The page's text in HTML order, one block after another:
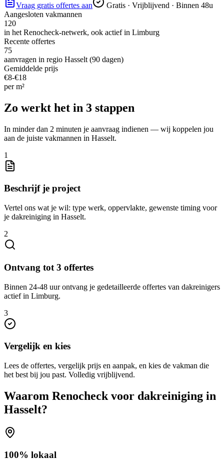
Vraag gratis offertes aan
Gratis · Vrijblijvend · Binnen 48u
Aangesloten vakmannen
120
in het Renocheck-netwerk, ook actief in Limburg
Recente offertes
75
aanvragen in regio Hasselt (90 dagen)
Gemiddelde prijs
€8-€18
perm²
Zo werkt het in 3 stappen
In minder dan 2 minuten je aanvraag indienen — wij koppelen jou
aan de juiste vakmannen in Hasselt.
1
Beschrijf je project
Vertel ons wat je wil: type werk, oppervlakte, gewenste timing voor
je dakreiniging in Hasselt.
2
Ontvang tot 3 offertes
Binnen 24-48 uur ontvang je gedetailleerde offertes van dakreinigers
actief in Limburg.
3
Vergelijk en kies
Lees de offertes, vergelijk prijs en aanpak, en kies de vakman die
het best bij jou past. Volledig vrijblijvend.
Waarom Renocheck voor dakreiniging in
Hasselt?
100% lokaal